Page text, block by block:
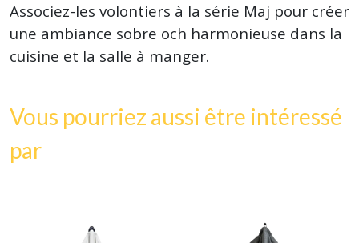
Associez-les volontiers à la série Maj pour créer
une ambiance sobre och harmonieuse dans la
cuisine et la salle à manger.
Vous pourriez aussi être intéressé
par